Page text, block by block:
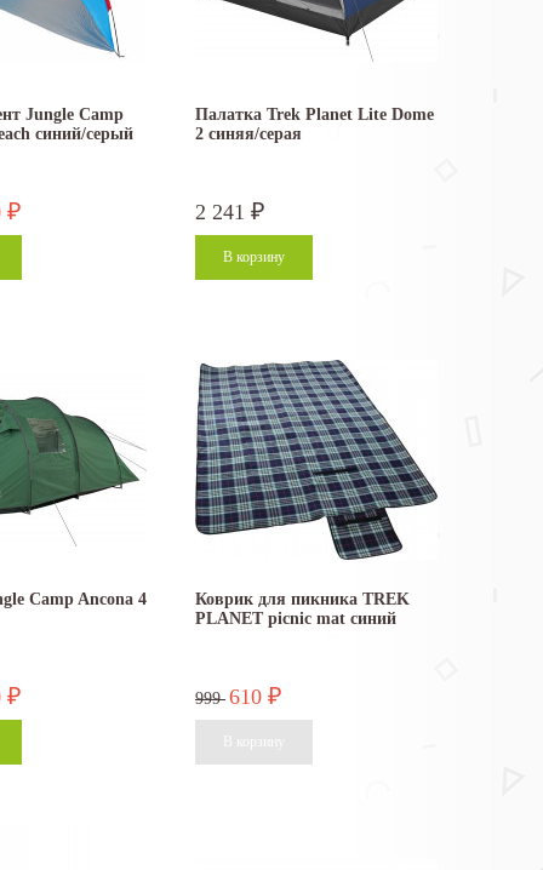
Jungle Camp
синий/серый
₽
Палатка Trek Planet Lite Dome
2 синяя/серая
2 241 ₽
Camp Ancona 4
₽
Коврик для пикника TREK
PLANET picnic mat синий
999 610 ₽